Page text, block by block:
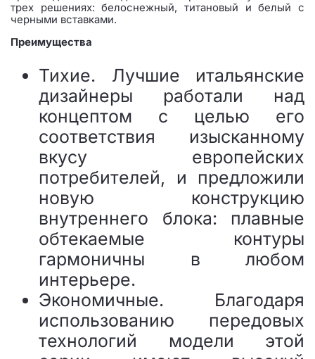
трех решениях: белоснежный, титановый и белый с
черными вставками.
Преимущества
Тихие. Лучшие итальянские
дизайнеры работали над
концептом с целью его
соответствия изысканному
вкусу европейских
потребителей, и предложили
новую конструкцию
внутреннего блока: плавные
обтекаемые контуры
гармоничны в любом
интерьере.
Экономичные. Благодаря
использованию передовых
технологий модели этой